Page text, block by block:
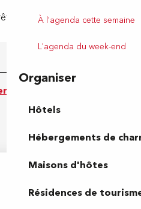
À l'agenda cette semaine
L'agenda du week-end
Organiser
Hôtels
Hébergements de
Maisons d'hôtes
Résidences de
jacques monod
une erreur
Brochures